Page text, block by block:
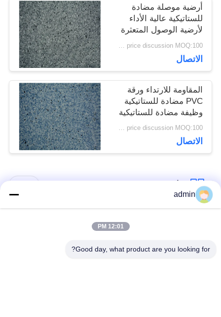
الموقع
سياسة
الخصوصية
أرضية موصلة مضادة
للستاتيكية عالية الأداء
لأرضية الوصول المتعثرة
price discussion MOQ:100 مترا مربعا
الاتصال
المقاومة للارتداء ورقة
PVC مضادة للستاتيكية
وظيفة مضادة للستاتيكية
الدائمة متوفرة
price discussion MOQ:100 مترا مربعا
الاتصال
فئات شعبية
admin
12:01 PM
Good day, what product are you looking for?